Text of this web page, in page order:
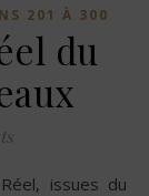
201 À 300
du